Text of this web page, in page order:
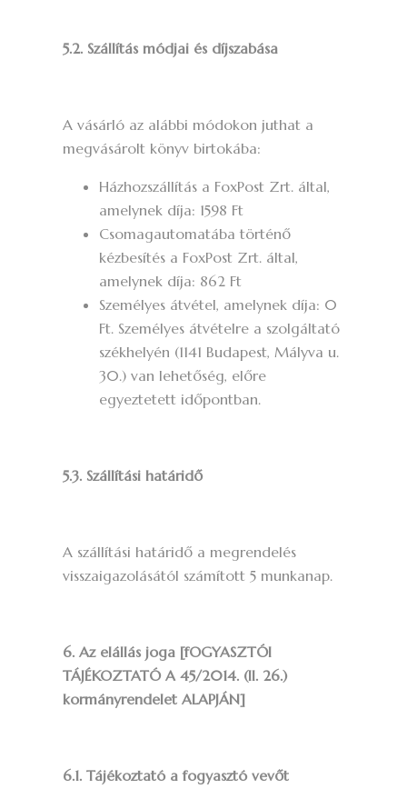
5.2. Szállítás módjai és díjszabása
A vásárló az alábbi módokon juthat a
megvásárolt könyv birtokába:
Házhozszállítás a FoxPost Zrt. által,
amelynek díja: 1598 Ft
Csomagautomatába történő
kézbesítés a FoxPost Zrt. által,
amelynek díja: 862 Ft
Személyes átvétel, amelynek díja: 0
Ft. Személyes átvételre a szolgáltató
székhelyén (1141 Budapest, Mályva u.
30.) van lehetőség, előre
egyeztetett időpontban.
5.3. Szállítási határidő
A szállítási határidő a megrendelés
visszaigazolásától számított 5 munkanap.
6. Az elállás joga [fOGYASZTÓI
TÁJÉKOZTATÓ A 45/2014. (II. 26.)
kormányrendelet ALAPJÁN]
6.1. Tájékoztató a fogyasztó vevőt